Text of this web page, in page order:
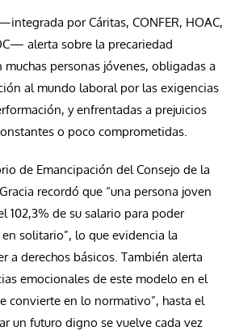
por Cáritas, CONFER, HOAC,
alerta sobre la precariedad
muchas personas jóvenes, obligadas a
al mundo laboral por las exigencias
y enfrentadas a prejuicios
o poco comprometidas.
de Emancipación del Consejo de la
recordó que “una persona joven
102,3% de su salario para poder
solitario”, lo que evidencia la
a derechos básicos. También alerta
emocionales de este modelo en el
convierte en lo normativo”, hasta el
un futuro digno se vuelve cada vez